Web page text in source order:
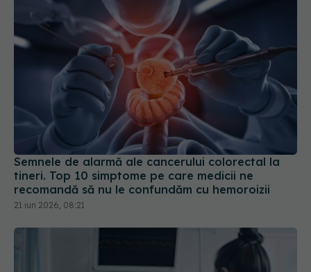
Semnele de alarmă ale cancerului colorectal la
tineri. Top 10 simptome pe care medicii ne
recomandă să nu le confundăm cu hemoroizii
21 iun 2026, 08:21